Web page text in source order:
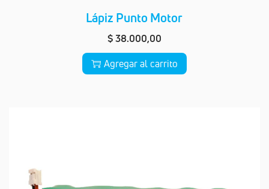
Lápiz Punto Motor
$38.000,00
Agregar al carrito